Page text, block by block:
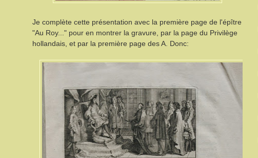
Je complète cette présentation avec la première page de l'épître
"Au Roy..." pour en montrer la gravure, par la page du Privilège
hollandais, et par la première page des A. Donc: